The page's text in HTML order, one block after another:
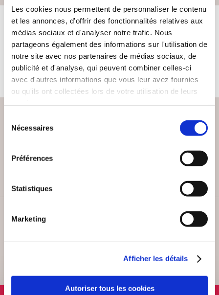
Les cookies nous permettent de personnaliser le contenu
et les annonces, d'offrir des fonctionnalités relatives aux
médias sociaux et d'analyser notre trafic. Nous
partageons également des informations sur l'utilisation de
notre site avec nos partenaires de médias sociaux, de
publicité et d'analyse, qui peuvent combiner celles-ci
avec d'autres informations que vous leur avez fournies
ou qu'ils ont collectées lors de votre utilisation de leurs
Nécessaires
Préférences
Statistiques
Marketing
Afficher les détails
Autoriser tous les cookies
LES LIVRES DE L'AUTEUR
Cet auteur ne propose pas de livre à la vente sur notre site